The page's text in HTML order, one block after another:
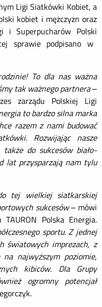
Ligi Siatkówki Kobiet, a
kobiet i mężczyzn oraz
i Superpucharów Polski
sprawie podpisano w
To dla nas ważna
tak ważnego partnera–
zarządu Polskiej Ligi
to bardzo silna marka
razem z nami budować
Rozwijając nasze
do sukcesów biało-
lat przysparzają nam tylu
tej wielkiej siatkarskiej
sukcesów– mówi
Polska Energia.
sportu.Z jednej
światowych imprezach, z
najwyższym poziomie,
kibiców. Dla Grupy
ogromny potencjał
.